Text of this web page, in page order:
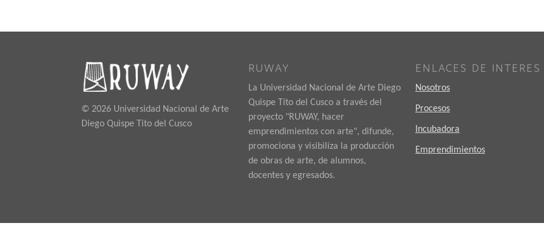
© 2026 Universidad Nacional de Arte
Diego Quispe Tito del Cusco
RUWAY
La Universidad Nacional de Arte Diego
Quispe Tito del Cusco a través del
proyecto "RUWAY, hacer
emprendimientos con arte", difunde,
promociona y visibiliza la producción
de obras de arte, de alumnos,
docentes y egresados.
ENLACES DE INTERES
Nosotros
Procesos
Incubadora
Emprendimientos